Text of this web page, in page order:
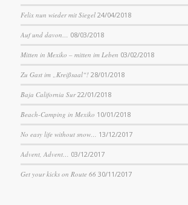
Felix nun wieder mit Siegel 24/04/2018
Auf und davon… 08/03/2018
Mitten in Mexiko – mitten im Leben 03/02/2018
Zu Gast im „Kreißsaal“! 28/01/2018
Baja California Sur 22/01/2018
Beach-Camping in Mexiko 10/01/2018
No easy life without snow… 13/12/2017
Advent, Advent… 03/12/2017
Get your kicks on Route 66 30/11/2017